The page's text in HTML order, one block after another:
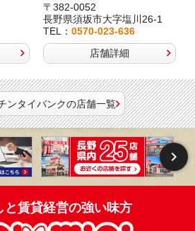
〒382-0052
長野県須坂市大字塩川26-1
TEL：0570-023-636
店舗詳細
ンタイバンクの店舗一覧
と賃貸経営の強い味方